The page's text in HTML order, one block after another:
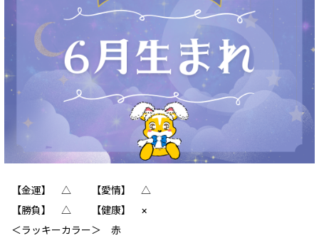
【金運】 △ 【愛情】 △
【勝負】 △ 【健康】 ×
＜ラッキーカラー＞ 赤